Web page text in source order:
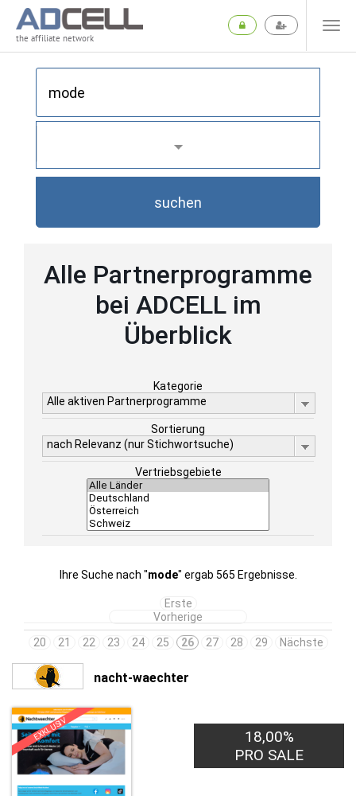
the affiliate network
suchen
Alle Partnerprogramme
bei ADCELL im
Überblick
Kategorie
Alle aktiven Partnerprogramme
Sortierung
nach Relevanz (nur Stichwortsuche)
Vertriebsgebiete
Ihre Suche nach "mode" ergab 565 Ergebnisse.
Erste
Vorherige
20
21 22 23 24 25 26 27 28 29 Nächste
nacht-waechter
EXKLUSIV
18,00%
PRO SALE